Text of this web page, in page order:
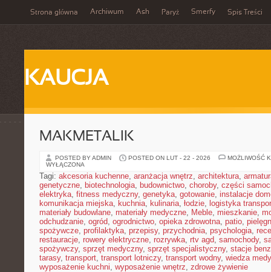
Strona główna Archiwum Ash Paryż Smerfy Spis Treści
KAUCJA
MAKMETALIK
POSTED BY ADMIN POSTED ON LUT - 22 - 2026
MOŻLIWOŚĆ
WYŁĄCZONA
Tagi: akcesoria kuchenne, aranżacja wnętrz, architektura,
genetyczne, biotechnologia, budownictwo, choroby, części
elektryka, fitness medyczny, genetyka, gotowanie, instalacje
komunikacja miejska, kuchnia, kulinaria, łodzie, logistyka
materiały budowlane, materiały medyczne, Meble, mieszkanie,
odchudzanie, ogród, ogrodnictwo, opieka zdrowotna, patio,
spożywcze, profilaktyka, przepisy, przychodnia, psychologia,
restauracje, rowery elektryczne, rozrywka, rtv agd, samochody,
spożywczy, sprzęt medyczny, sprzęt specjalistyczny, stacje
tarasy, transport, transport lotniczy, transport wodny, wiedza
wyposażenie kuchni, wyposażenie wnętrz, zdrowe żywienie